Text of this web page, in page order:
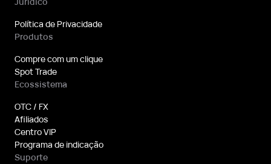
Política de Privacidade
Produtos
Compre com um clique
Spot Trade
Ecossistema
OTC / FX
Afiliados
Centro VIP
Programa de indicação
Suporte